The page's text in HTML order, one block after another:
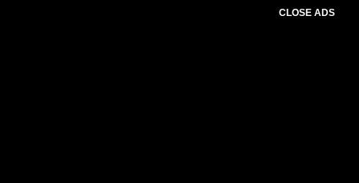
CLOSE ADS